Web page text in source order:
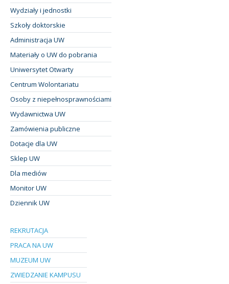
Wydziały i jednostki
Szkoły doktorskie
Administracja UW
Materiały o UW do pobrania
Uniwersytet Otwarty
Centrum Wolontariatu
Osoby z niepełnosprawnościami
Wydawnictwa UW
Zamówienia publiczne
Dotacje dla UW
Sklep UW
Dla mediów
Monitor UW
Dziennik UW
REKRUTACJA
PRACA NA UW
MUZEUM UW
ZWIEDZANIE KAMPUSU